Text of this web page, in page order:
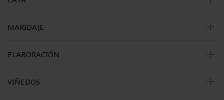
MARIDAJE
ELABORACIÓN
VIÑEDOS